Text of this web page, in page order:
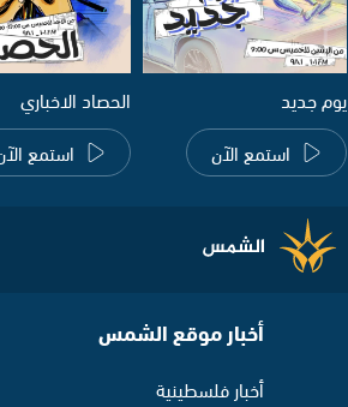
يوم جديد
استمع الآن
الحصاد الاخباري
استمع
أخبار موقع الشمس
أخبار فلسطينية